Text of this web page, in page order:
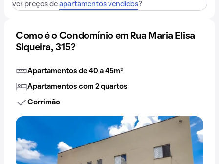
ver preços de apartamentos vendidos?
Como é o Condomínio em Rua Maria Elisa
Siqueira, 315?
Apartamentos de 40 a 45m²
Apartamentos com 2 quartos
Corrimão